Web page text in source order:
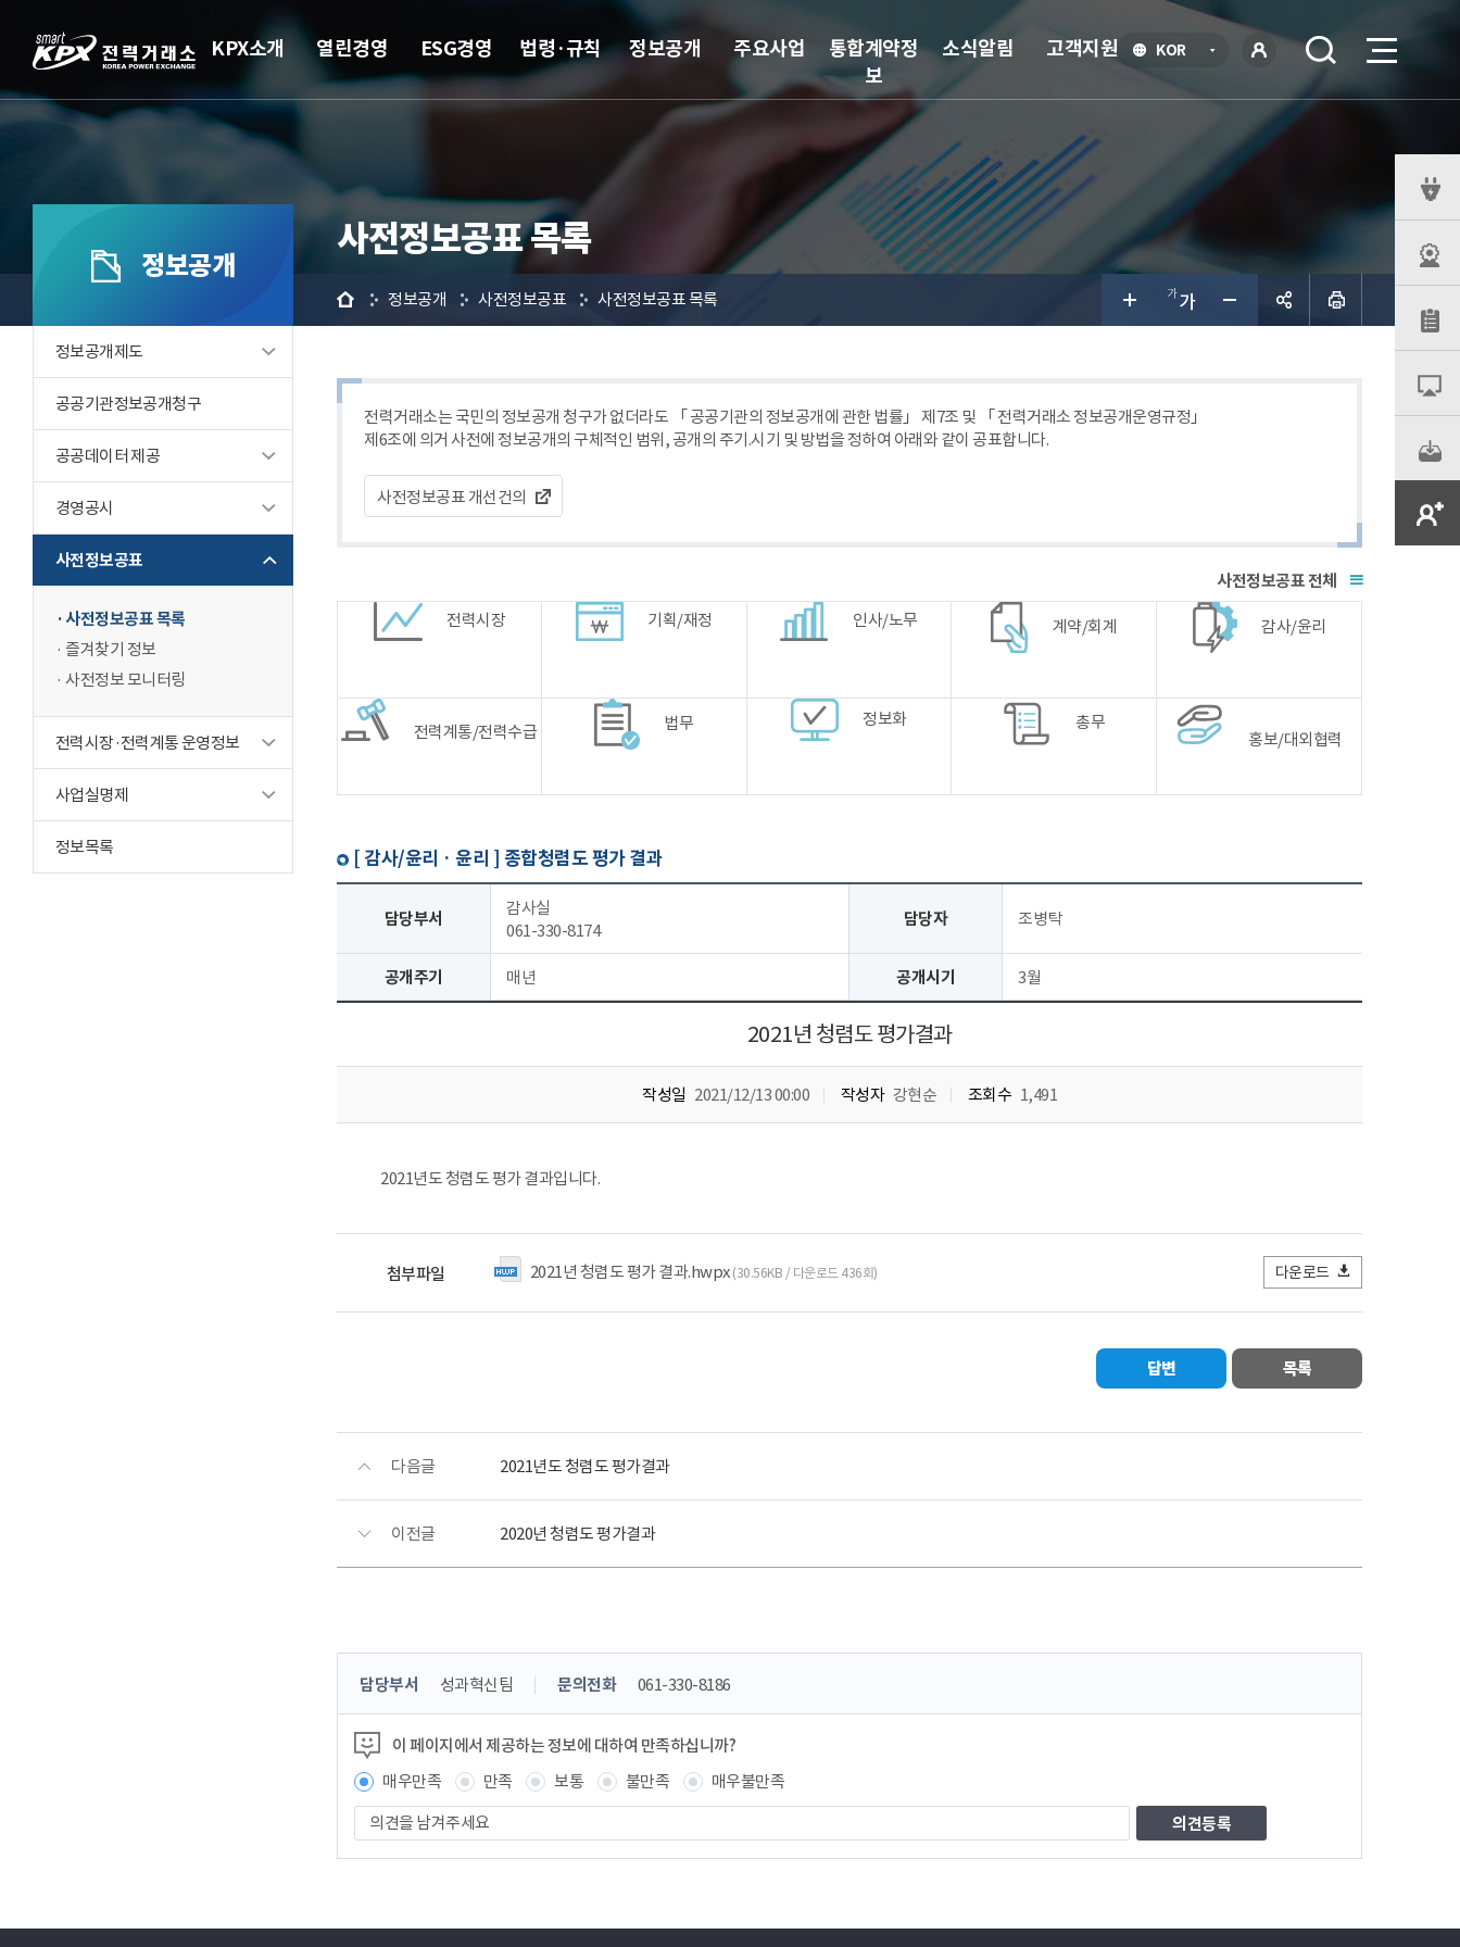
KOR언
그인
KPX소개 열린경영 ESG경영 법령·규칙 정보공개 주요사업
통합계약정
보
소식알림 고객지원
정보공개
정보공개제도
공공기관정보공개청구
공공데이터 제공
경영공시
사전정보공표
사전정보공표 목록
즐겨찾기 정보
사전정보 모니터링
전력시장·전력계통 운영정보
사업실명제
정보목록
사전정보공표 목록
홈 정보공개 사전정보공표 사전정보공표 목록
전력거래소는 국민의 정보공개 청구가 없더라도 「 공공기관의 정보공개에 관한 법률」 제7조 및 「 전력거래소 정보공개운영규정」
제6조에 의거 사전에 정보공개의 구체적인 범위, 공개의 주기.시기 및 방법을 정하여 아래와 같이 공표합니다.
사전정보공표 개선건의
전체
전력시장
기획/재정 인사/노무 계약/회계 감사/윤리
전력계통/전력수급 법무 정보화 총무
홍보/대외협력
[ 감사/윤리 · 윤리 ] 종합청렴도 평가 결과
담당부서
감사실
061-330-8174
담당자 조병탁
공개주기 매년 공개시기 3월
2021년 청렴도 평가결과
작성일 2021/12/13 00:00 작성자 강현순 조회수 1,491
2021년도 청렴도 평가 결과입니다.
첨부파일 2021년 청렴도 평가 결과.hwpx (30.56KB / 다운로드 436회) 다운로드
답변 목록
다음글 2021년도 청렴도 평가결과
이전글 2020년 청렴도 평가결과
콘
츠
정
보
책
임
자
담당부서 성과혁신팀 문의전화 061-330-8186
이 페이지에서 제공하는 정보에 대하여 만족하십니까?
매우만족
만족 보통 불만족
매우불만족
견
을
주
뉴